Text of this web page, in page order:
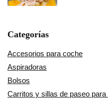
Categorías
Accesorios para coche
Aspiradoras
Bolsos
Carritos y sillas de paseo para